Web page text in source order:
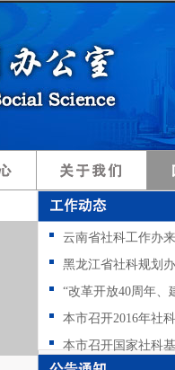
云南省社科工作办
黑龙江省社科规划
“改革开放40周年、
本市召开2016年社
本市召开国家社科